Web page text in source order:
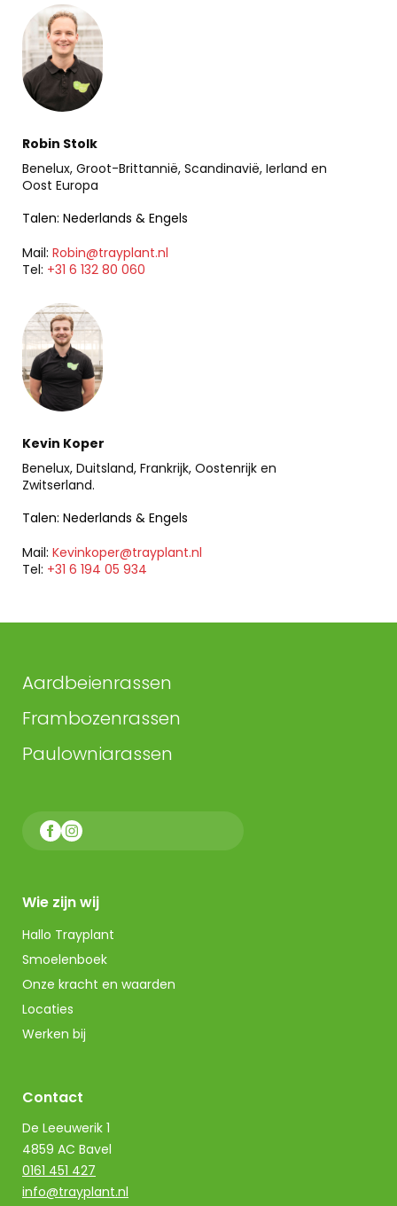
Robin Stolk
Benelux, Groot-Brittannië, Scandinavië, Ierland en
Oost Europa
Talen: Nederlands & Engels
Mail: Robin@trayplant.nl
Tel: +31 6 132 80 060
Kevin Koper
Benelux, Duitsland, Frankrijk, Oostenrijk en
Zwitserland.
Talen: Nederlands & Engels
Mail: Kevinkoper@trayplant.nl
Tel: +31 6 194 05 934
Aardbeienrassen
Frambozenrassen
Paulowniarassen
Wie zijn wij
Hallo Trayplant
Smoelenboek
Onze kracht en waarden
Locaties
Werken bij
Contact
De Leeuwerik 1
4859 AC Bavel
0161 451 427
info@trayplant.nl